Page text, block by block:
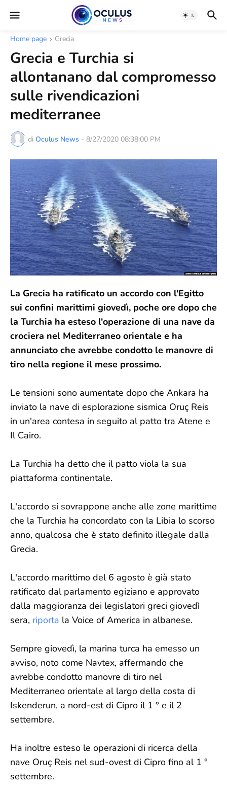
Home page Grecia
Grecia e Turchia si
allontanano dal compromesso
sulle rivendicazioni
mediterranee
di Oculus News - 8/27/2020 08:38:00 PM
La Grecia ha ratificato un accordo con l'Egitto
sui confini marittimi giovedì, poche ore dopo che
la Turchia ha esteso l'operazione di una nave da
crociera nel Mediterraneo orientale e ha
annunciato che avrebbe condotto le manovre di
tiro nella regione il mese prossimo.
Le tensioni sono aumentate dopo che Ankara ha
inviato la nave di esplorazione sismica Oruç Reis
in un'area contesa in seguito al patto tra Atene e
Il Cairo.
La Turchia ha detto che il patto viola la sua
piattaforma continentale.
L'accordo si sovrappone anche alle zone marittime
che la Turchia ha concordato con la Libia lo scorso
anno, qualcosa che è stato definito illegale dalla
Grecia.
L'accordo marittimo del 6 agosto è già stato
ratificato dal parlamento egiziano e approvato
dalla maggioranza dei legislatori greci giovedì
sera, riporta la Voice of America in albanese.
Sempre giovedì, la marina turca ha emesso un
avviso, noto come Navtex, affermando che
avrebbe condotto manovre di tiro nel
Mediterraneo orientale al largo della costa di
Iskenderun, a nord-est di Cipro il 1 ° e il 2
settembre.
Ha inoltre esteso le operazioni di ricerca della
nave Oruç Reis nel sud-ovest di Cipro fino al 1 °
settembre.